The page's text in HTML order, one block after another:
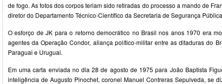
de fogo. As fotos dos corpos teriam sido retiradas do processo a mando de
diretor do Departamento Técnico-Científico da Secretaria de Segurança
O esforço de JK para o retorno democrático no Brasil nos anos 1970 era
agentes da Operação Condor, aliança político-militar entre as ditaduras do
Paraguai e Uruguai.
Em uma carta enviada no dia 28 de agosto de 1975 para João Baptista
inteligência de Augusto Pinochet, coronel Manuel Contreras Sepulveda, se